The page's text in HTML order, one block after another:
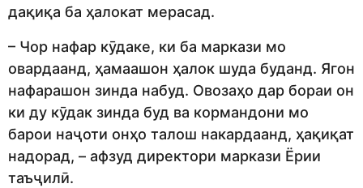
дақиқа ба ҳалокат мерасад.
– Чор нафар кӯдаке, ки ба маркази мо
овардаанд, ҳамаашон ҳалок шуда буданд. Ягон
нафарашон зинда набуд. Овозаҳо дар бораи он
ки ду кӯдак зинда буд ва кормандони мо
барои наҷоти онҳо талош накардаанд, ҳақиқат
надорад, – афзуд директори маркази Ёрии
таъҷилӣ.